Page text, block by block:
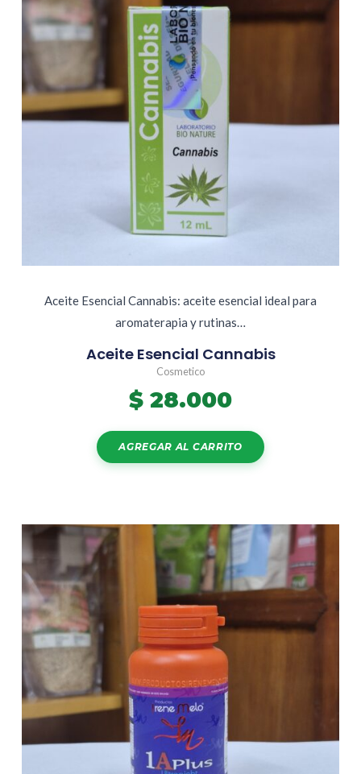
Aceite Esencial Cannabis: aceite esencial ideal para
aromaterapia y rutinas…
Aceite Esencial Cannabis
Cosmetico
$ 28.000
AGREGAR AL CARRITO